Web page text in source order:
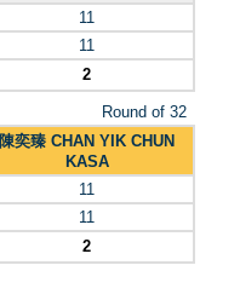
11
11
2
Round of 32
陳奕臻 CHAN YIK CHUN
KASA
11
11
2